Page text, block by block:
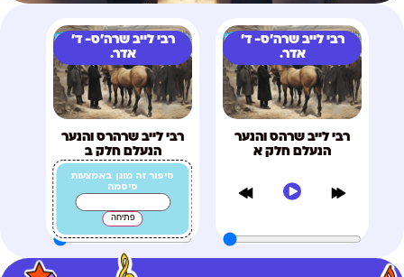
רבי לייב שרה'ס- ד'
אדר.
רבי לייב שרהס והנער
הנעלם חלק א
רבי לייב שרה'ס- ד'
אדר.
רבי לייב שרהרס והנער
הנעלם חלק ב
סיפור זה מוגן באמצעות
סיסמה
פתיחה